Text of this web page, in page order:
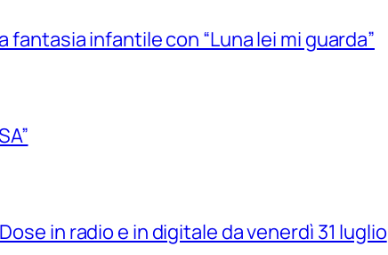
fantasia infantile con “Luna lei mi guarda”
in radio e in digitale da venerdì 31 luglio